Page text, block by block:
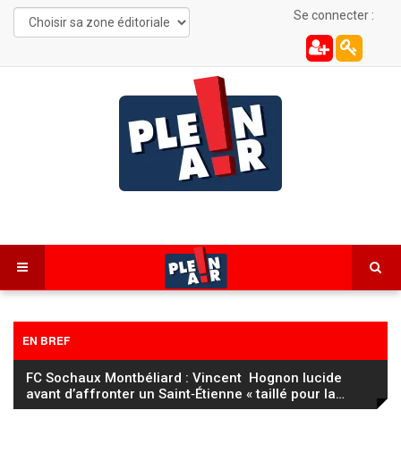
Se connecter :
EN BREF
FC Sochaux Montbéliard : Vincent Hognon lucide
avant d’affronter un Saint‑Étienne « taillé pour la…